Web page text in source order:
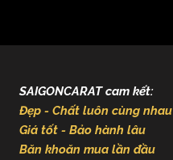
SAIGONCARAT cam kết:
Đẹp - Chất luôn cùng nhau
Giá tốt - Bảo hành lâu
Băn khoăn mua lần đầu